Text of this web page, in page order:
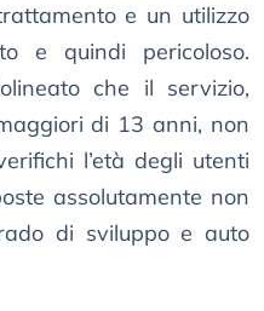
e un utilizzo
e quindi pericoloso.
che il servizio,
di 13 anni, non
l’età degli utenti
assolutamente non
di sviluppo e auto